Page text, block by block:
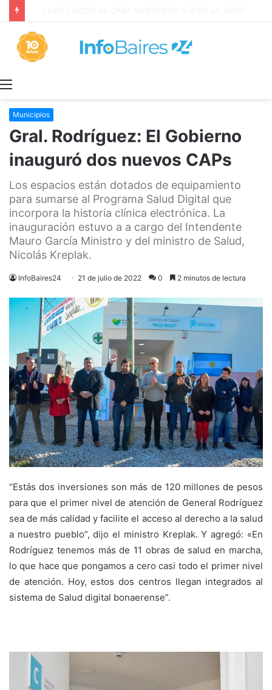
Municipios
Gral. Rodríguez: El Gobierno
inauguró dos nuevos CAPs
Los espacios están dotados de equipamiento
para sumarse al Programa Salud Digital que
incorpora la historia clínica electrónica. La
inauguración estuvo a a cargo del Intendente
Mauro García Ministro y del ministro de Salud,
Nicolás Kreplak.
InfoBaires24 21 de julio de 2022 0 2 minutos de lectura
“Estás dos inversiones son más de 120 millones de pesos
para que el primer nivel de atención de General Rodríguez
sea de más calidad y facilite el acceso al derecho a la salud
a nuestro pueblo”, dijo el ministro Kreplak. Y agregó: «En
Rodríguez tenemos más de 11 obras de salud en marcha,
lo que hace que pongamos a cero casi todo el primer nivel
de atención. Hoy, estos dos centros llegan integrados al
sistema de Salud digital bonaerense”.